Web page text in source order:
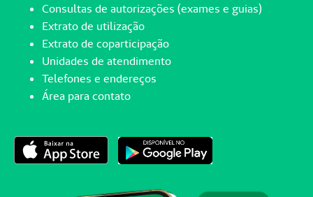
Consultas de autorizações (exames e guias)
Extrato de utilização
Extrato de coparticipação
Unidades de atendimento
Telefones e endereços
Área para contato